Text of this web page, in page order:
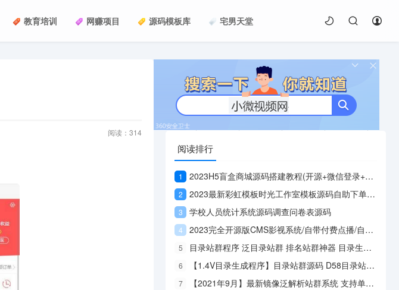
教育培训 网赚项目 源码模板库 宅男天堂
阅读： 314
阅读排行
1 2023H5盲盒商城源码搭建教程(开源+微信登录+支付对接+短信接口)
2 2023最新彩虹模板时光工作室模板源码自助下单彩虹知识付费
3 学校人员统计系统源码调查问卷表源码
4 2023完全开源版CMS影视系统/自带付费点播/自带采集/无需购买播放器
5 目录站群程序 泛目录站群 排名站群神器 目录生成程序
6 【1.4V目录生成程序】目录站群源码 D58目录站群程序 蜘蛛池站群系统 二级目录站群
7 【2021年9月】最新镜像泛解析站群系统 支持单页镜像站群 批量二级域名镜像站群程序